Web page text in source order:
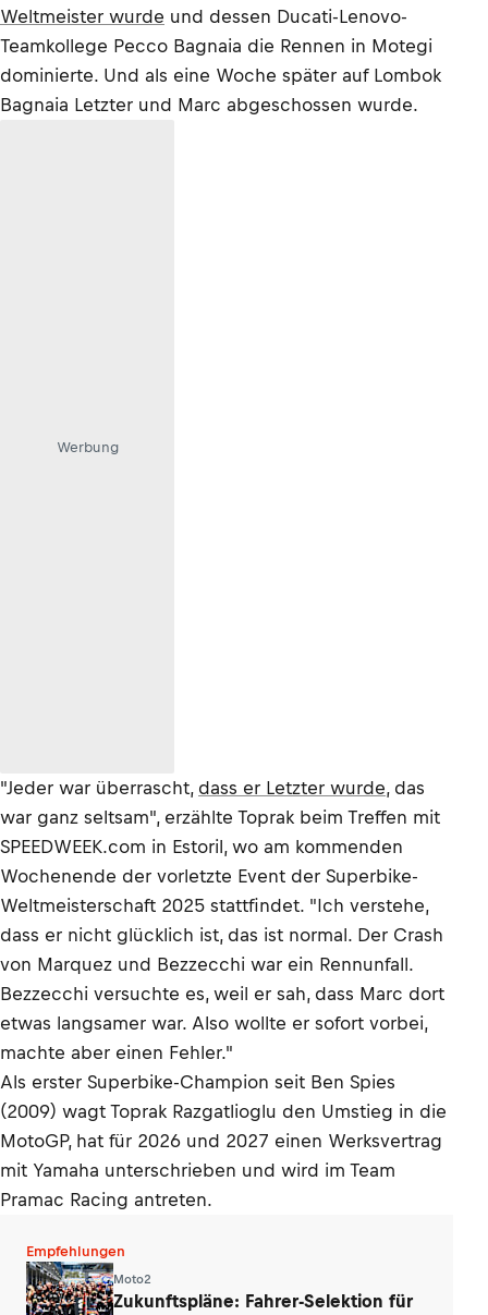
Weltmeister wurde und dessen Ducati-Lenovo-
Teamkollege Pecco Bagnaia die Rennen in Motegi
dominierte. Und als eine Woche später auf Lombok
Bagnaia Letzter und Marc abgeschossen wurde.
Werbung
"Jeder war überrascht, dass er Letzter wurde, das
war ganz seltsam", erzählte Toprak beim Treffen mit
SPEEDWEEK.com in Estoril, wo am kommenden
Wochenende der vorletzte Event der Superbike-
Weltmeisterschaft 2025 stattfindet. "Ich verstehe,
dass er nicht glücklich ist, das ist normal. Der Crash
von Marquez und Bezzecchi war ein Rennunfall.
Bezzecchi versuchte es, weil er sah, dass Marc dort
etwas langsamer war. Also wollte er sofort vorbei,
machte aber einen Fehler."
Als erster Superbike-Champion seit Ben Spies
(2009) wagt Toprak Razgatlioglu den Umstieg in die
MotoGP, hat für 2026 und 2027 einen Werksvertrag
mit Yamaha unterschrieben und wird im Team
Pramac Racing antreten.
Empfehlungen
Moto2
Zukunftspläne: Fahrer-Selektion für